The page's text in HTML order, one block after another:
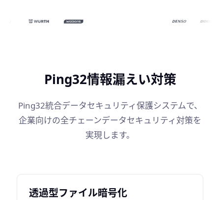
Ping32情報漏えい対策
Ping32統合データセキュリティ保護システムで、
企業向けの全チェーンデータセキュリティ対策を
実現します。
透過型ファイル暗号化